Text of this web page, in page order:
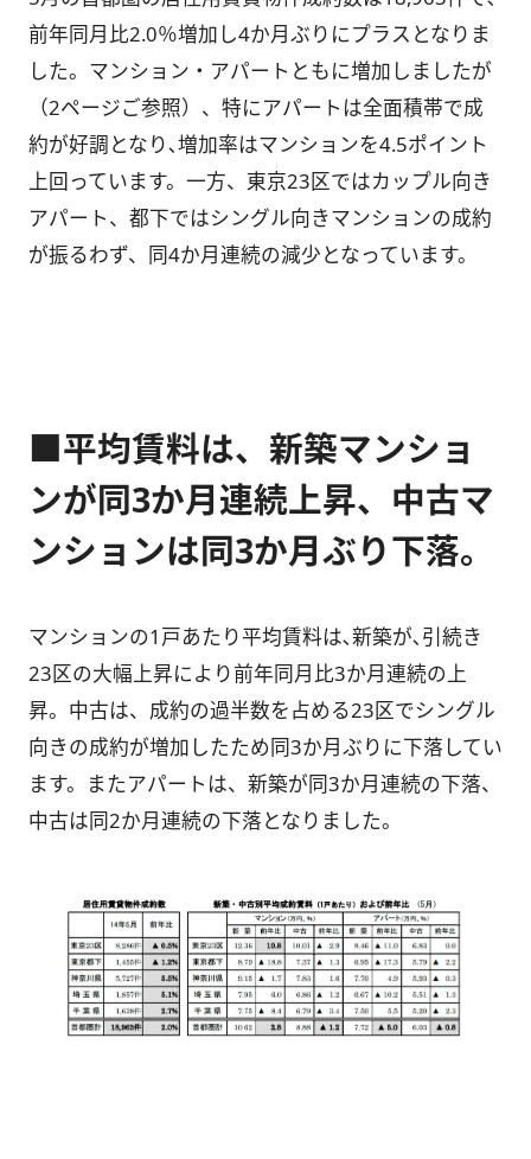
前年同月比2.0％増加し4か月ぶりにプラスとなりま
した。マンション・アパートともに増加しましたが
（2ページご参照）、特にアパートは全面積帯で成
約が好調となり､増加率はマンションを4.5ポイント
上回っています。一方、東京23区ではカップル向き
アパート、都下ではシングル向きマンションの成約
が振るわず、同4か月連続の減少となっています。
■平均賃料は、新築マンショ
ンが同3か月連続上昇、中古マ
ンションは同3か月ぶり下落。
マンションの1戸あたり平均賃料は､新築が､引続き
23区の大幅上昇により前年同月比3か月連続の上
昇。中古は、成約の過半数を占める23区でシングル
向きの成約が増加したため同3か月ぶりに下落してい
ます。またアパートは、新築が同3か月連続の下落、
中古は同2か月連続の下落となりました。